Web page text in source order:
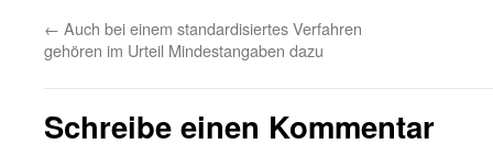
← Auch bei einem standardisiertes Verfahren
gehören im Urteil Mindestangaben dazu
Schreibe einen Kommentar